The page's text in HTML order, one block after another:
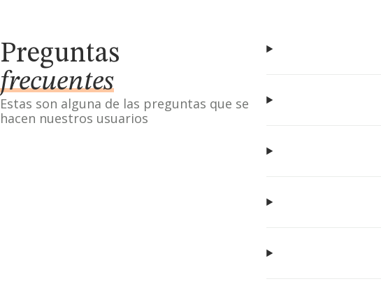
Preguntas
frecuentes
Estas son alguna de las preguntas que se
hacen nuestros usuarios